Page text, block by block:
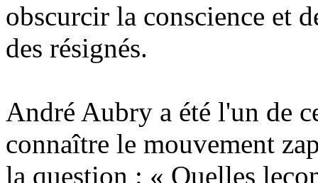
obscurcir la conscience et
des résignés.
André Aubry a été l'un de
connaître le mouvement
la question : « Quelles